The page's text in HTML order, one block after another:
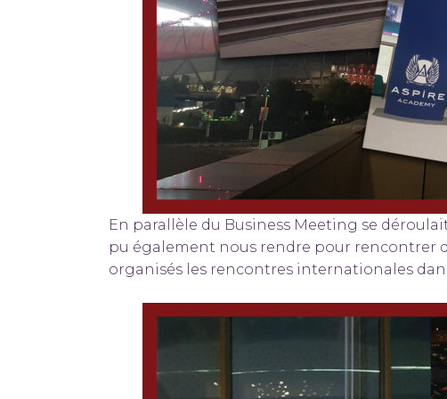
En parallèle du Business Meeting se
pu également nous rendre pour rencontrer
organisés les rencontres internationales